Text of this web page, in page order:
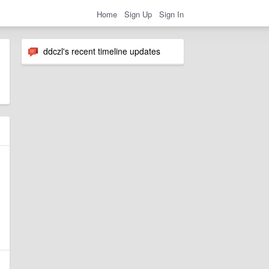
Home Sign Up Sign In
ddczl's recent timeline updates